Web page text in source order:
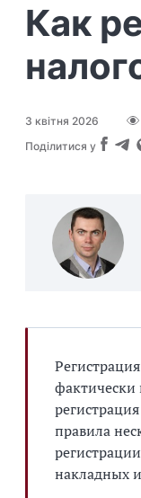
Как
3 квітня 2026
Поділитися у
правила
накладных